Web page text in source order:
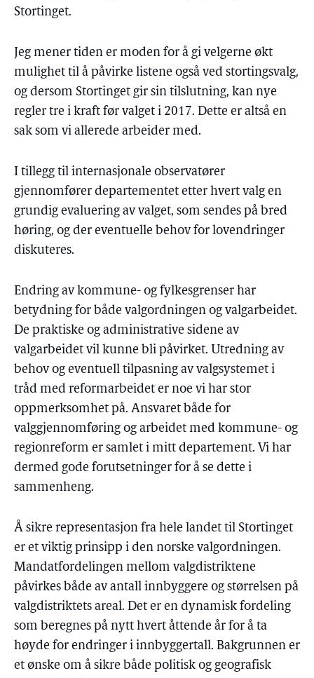
Stortinget.
Jeg mener tiden er moden for å gi velgerne økt
mulighet til å påvirke listene også ved stortingsvalg,
og dersom Stortinget gir sin tilslutning, kan nye
regler tre i kraft før valget i 2017. Dette er altså en
sak som vi allerede arbeider med.
I tillegg til internasjonale observatører
gjennomfører departementet etter hvert valg en
grundig evaluering av valget, som sendes på bred
høring, og der eventuelle behov for lovendringer
diskuteres.
Endring av kommune- og fylkesgrenser har
betydning for både valgordningen og valgarbeidet.
De praktiske og administrative sidene av
valgarbeidet vil kunne bli påvirket. Utredning av
behov og eventuell tilpasning av valgsystemet i
tråd med reformarbeidet er noe vi har stor
oppmerksomhet på. Ansvaret både for
valggjennomføring og arbeidet med kommune- og
regionreform er samlet i mitt departement. Vi har
dermed gode forutsetninger for å se dette i
sammenheng.
Å sikre representasjon fra hele landet til Stortinget
er et viktig prinsipp i den norske valgordningen.
Mandatfordelingen mellom valgdistriktene
påvirkes både av antall innbyggere og størrelsen på
valgdistriktets areal. Det er en dynamisk fordeling
som beregnes på nytt hvert åttende år for å ta
høyde for endringer i innbyggertall. Bakgrunnen er
et ønske om å sikre både politisk og geografisk